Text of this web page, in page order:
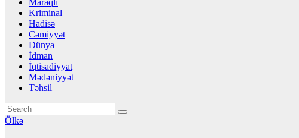
Maraqlı
Kriminal
Hadisə
Cəmiyyət
Dünya
İdman
İqtisadiyyat
Mədəniyyət
Təhsil
Ölkə